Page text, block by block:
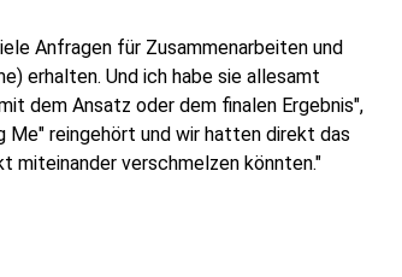
Anfragen für Zusammenarbeiten und
erhalten. Und ich habe sie allesamt
dem Ansatz oder dem finalen Ergebnis",
Me" reingehört und wir hatten direkt das
miteinander verschmelzen könnten."